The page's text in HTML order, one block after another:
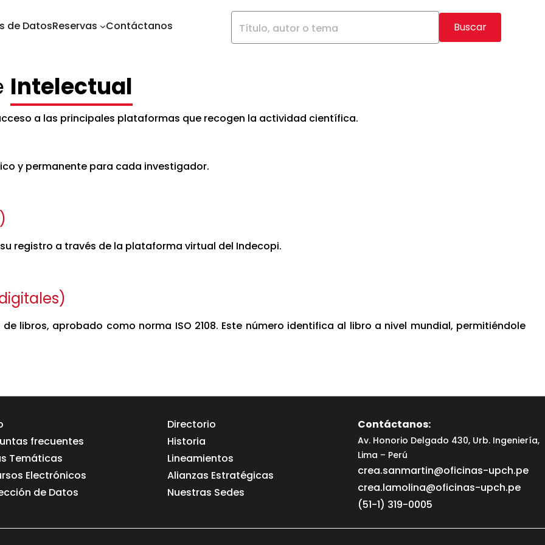
de DatosReservas Contáctanos Título, autor o tema Buscar
Intelectual
a las principales plataformas que recogen la actividad científica.
y permanente para cada investigador.
registro a través de la plataforma virtual del Indecopi.
libros, aprobado como norma ISO 2108. Este número identifica al libro a nivel mundial, permitiéndole
frecuentes
Temáticas
Electrónicos
de Datos
Directorio
Historia
Lineamientos
Alianzas Estratégicas
Nuestras Sedes
Contáctanos:
Av. Honorio Delgado 430, Urb. Ingeniería,
Lima – Perú
crea.sanmartin@oficinas-upch.pe
crea.lamolina@oficinas-upch.pe
(51-1) 319-0005